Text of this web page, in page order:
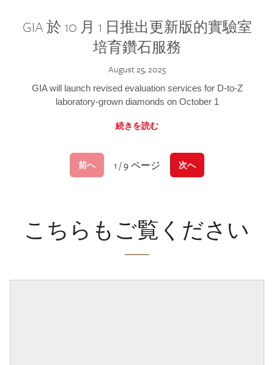
GIA 於 10 月 1 日推出更新版的實驗室
培育鑽石服務
August 25, 2025
GIA will launch revised evaluation services for D-to-Z
laboratory-grown diamonds on October 1
続きを読む
前へ 1 / 9 ページ 次へ
こちらもご覧ください